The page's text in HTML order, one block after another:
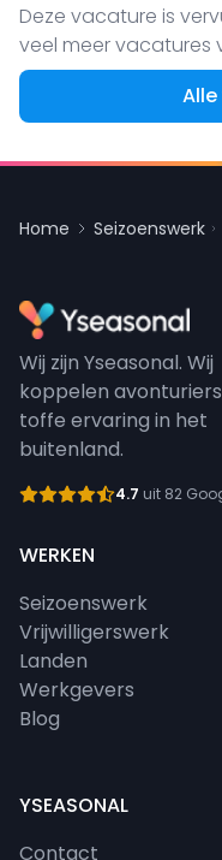
Deze vacature is
veel meer vacatures
Home Seizoenswerk
Wij zijn Yseasonal. Wij
koppelen
toffe ervaring in het
buitenland.
4.7 uit 82
WERKEN
Seizoenswerk
Vrijwilligerswerk
Landen
Werkgevers
Blog
YSEASONAL
Contact